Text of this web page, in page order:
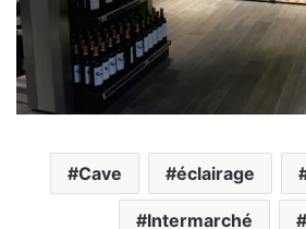
Cave éclairage
Intermarché